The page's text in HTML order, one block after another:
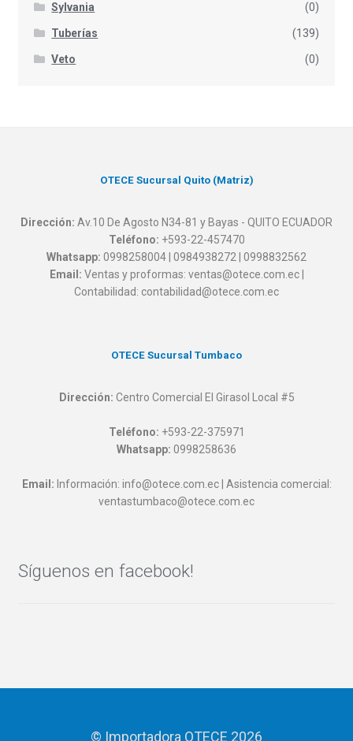
Sylvania (0)
Tuberías (139)
Veto (0)
OTECE Sucursal Quito (Matriz)
Dirección: Av.10 De Agosto N34-81 y Bayas - QUITO ECUADOR
Teléfono: +593-22-457470
Whatsapp: 0998258004 | 0984938272 | 0998832562
Email: Ventas y proformas: ventas@otece.com.ec |
Contabilidad: contabilidad@otece.com.ec
OTECE Sucursal Tumbaco
Dirección: Centro Comercial El Girasol Local #5
Teléfono: +593-22-375971
Whatsapp: 0998258636
Email: Información: info@otece.com.ec | Asistencia comercial:
ventastumbaco@otece.com.ec
Síguenos en facebook!
© Importadora OTECE 2026